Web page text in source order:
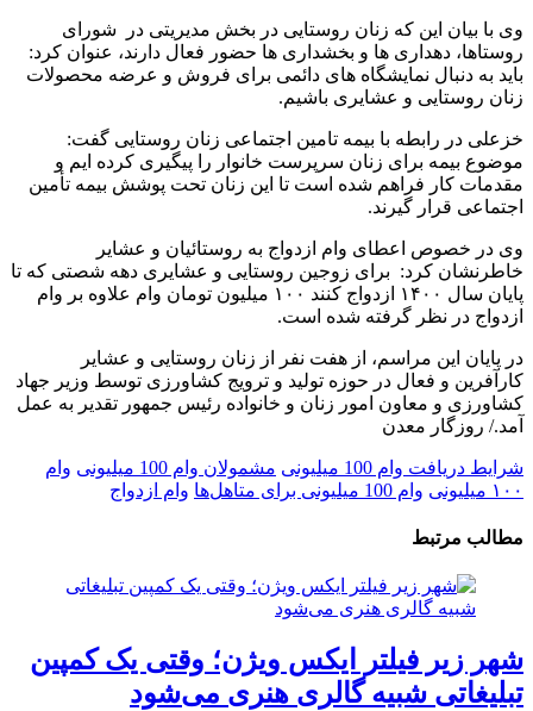
وی با بیان این که زنان روستایی در بخش مدیریتی در شورای
روستاها، دهداری ها و بخشداری ها حضور فعال دارند، عنوان کرد:
باید به دنبال نمایشگاه های دائمی برای فروش و عرضه محصولات
زنان روستایی و عشایری باشیم.
خزعلی در رابطه با بیمه تامین اجتماعی زنان روستایی گفت:
موضوع بیمه برای زنان سرپرست خانوار را پیگیری کرده ایم و
مقدمات کار فراهم شده است تا این زنان تحت پوشش بیمه تأمین
اجتماعی قرار گیرند.
وی در خصوص اعطای وام ازدواج به روستائیان و عشایر
خاطرنشان کرد: برای زوجین روستایی و عشایری دهه شصتی که تا
پایان سال ۱۴۰۰ ازدواج‌ کنند ۱۰۰ میلیون تومان وام علاوه بر وام
ازدواج در نظر گرفته شده است.
در پایان این مراسم، از هفت نفر از زنان روستایی و عشایر
کارآفرین و فعال در حوزه تولید و ترویج کشاورزی توسط وزیر جهاد
کشاورزی و معاون امور زنان و خانواده رئیس جمهور تقدیر به عمل
آمد./ روزگار معدن
شرایط دریافت وام 100 میلیونی مشمولان وام 100 میلیونی
وام
۱۰۰ میلیونی
وام 100 میلیونی برای متاهل‌ها وام ازدواج
مطالب مرتبط
شهر زیر فیلتر ایکس ویژن؛ وقتی یک کمپین
تبلیغاتی شبیه گالری هنری می‌شود